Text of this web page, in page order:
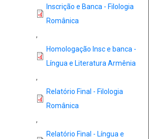
Inscrição e Banca - Filologia
Românica
,
Homologação Insc e banca -
Língua e Literatura Armênia
,
Relatório Final - Filologia
Românica
,
Relatório Final - Língua e